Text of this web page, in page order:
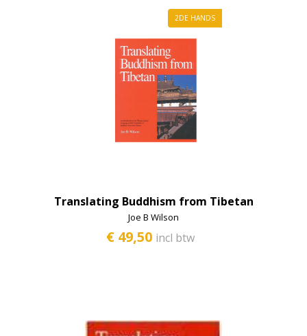
2DE HANDS
Translating Buddhism from Tibetan
Joe B Wilson
€ 49,50 incl btw